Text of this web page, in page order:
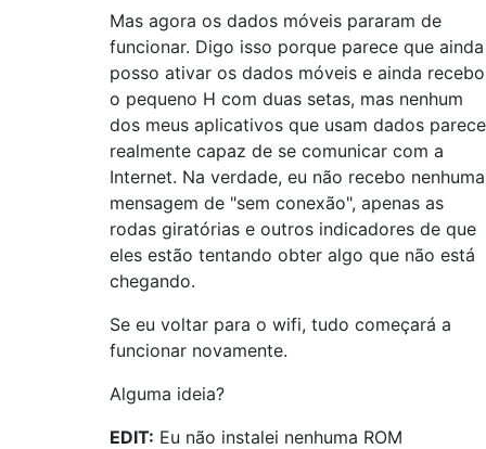
Mas agora os dados móveis pararam de
funcionar. Digo isso porque parece que ainda
posso ativar os dados móveis e ainda recebo
o pequeno H com duas setas, mas nenhum
dos meus aplicativos que usam dados parece
realmente capaz de se comunicar com a
Internet. Na verdade, eu não recebo nenhuma
mensagem de "sem conexão", apenas as
rodas giratórias e outros indicadores de que
eles estão tentando obter algo que não está
chegando.
Se eu voltar para o wifi, tudo começará a
funcionar novamente.
Alguma ideia?
EDIT: Eu não instalei nenhuma ROM